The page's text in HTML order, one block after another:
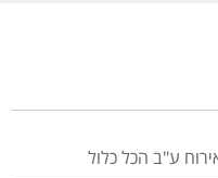
ע"ב הכל כלול